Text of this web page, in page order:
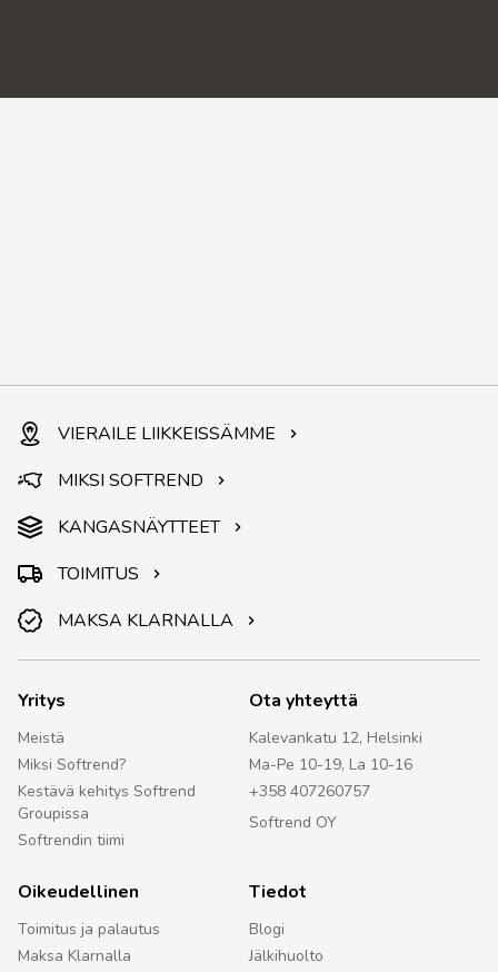
VIERAILE LIIKKEISSÄMME
MIKSI SOFTREND
KANGASNÄYTTEET
TOIMITUS
MAKSA KLARNALLA
Yritys
Meistä
Miksi Softrend?
Kestävä kehitys Softrend
Groupissa
Softrendin tiimi
Ota yhteyttä
Kalevankatu 12, Helsinki
Ma-Pe 10-19, La 10-16
+358 407260757
Softrend OY
Oikeudellinen
Toimitus ja palautus
Maksa Klarnalla
Tiedot
Blogi
Jälkihuolto